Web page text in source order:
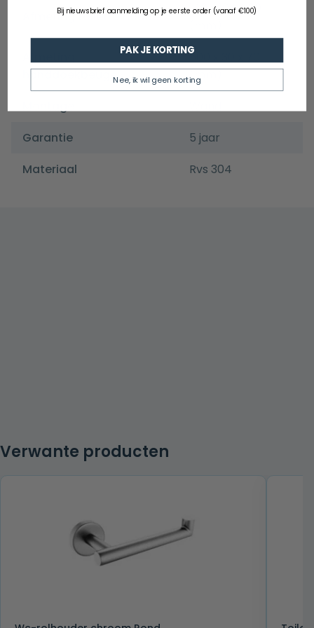
Afmeting toiletrolhouder
140 x 104 x 90
handdoekbeugel
500 x 30 x 70
(mm)
Garantie
5 jaar
Materiaal
Rvs 304
Verwante producten
Bij nieuwsbrief aanmelding op je eerste order (vanaf €100)
PAK JE KORTING
Nee, ik wil geen korting